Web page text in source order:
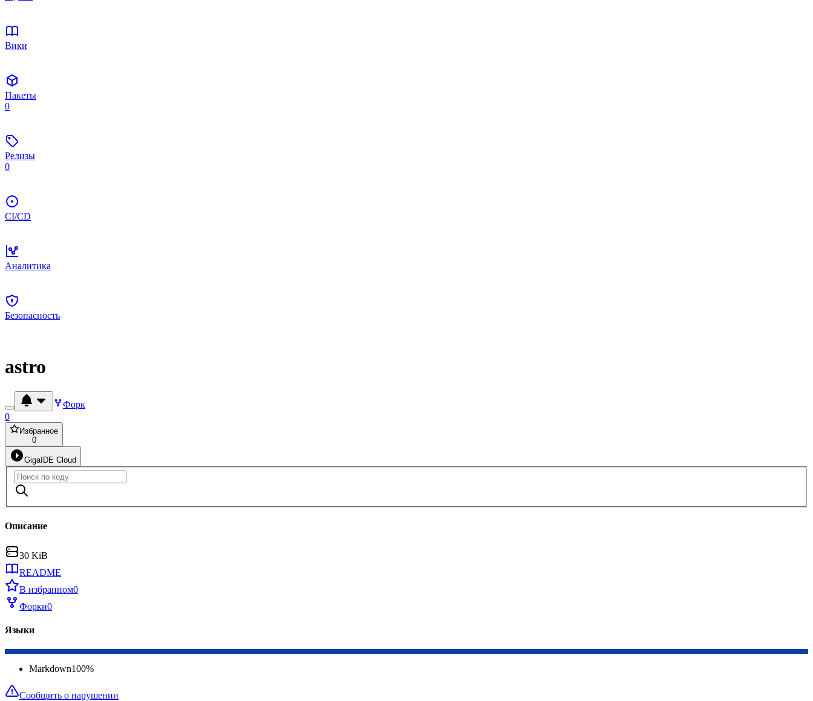
Вики
Пакеты
0
Релизы
0
CI/CD
Аналитика
Безопасность
astro
Форк
0
Избранное
0
GigaIDE Cloud
Описание
30 KiB
README
В избранном0
Форки0
Языки
Markdown100%
Сообщить о нарушении